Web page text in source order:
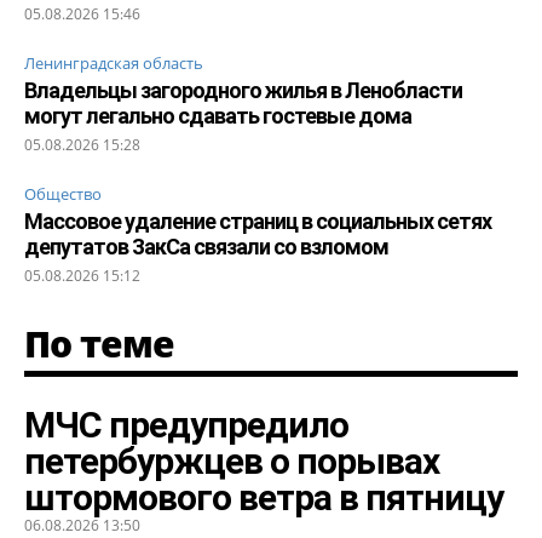
05.08.2026 15:46
Ленинградская область
Владельцы загородного жилья в Ленобласти
могут легально сдавать гостевые дома
05.08.2026 15:28
Общество
Массовое удаление страниц в социальных сетях
депутатов ЗакСа связали со взломом
05.08.2026 15:12
По теме
МЧС предупредило
петербуржцев о порывах
штормового ветра в пятницу
06.08.2026 13:50